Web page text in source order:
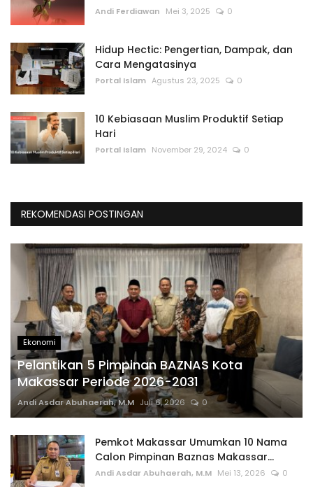
Andi Ferdiawan Mei 3, 2025 0
Hidup Hectic: Pengertian, Dampak, dan
Cara Mengatasinya
Portal Islam Agustus 23, 2025 0
10 Kebiasaan Muslim Produktif Setiap
Hari
Portal Islam November 29, 2024 0
REKOMENDASI POSTINGAN
Ekonomi
Pelantikan 5 Pimpinan BAZNAS Kota
Makassar Periode 2026-2031
Andi Asdar Abuhaerah, M.M Juli 6, 2026 0
Pemkot Makassar Umumkan 10 Nama
Calon Pimpinan Baznas Makassar...
Andi Asdar Abuhaerah, M.M Mei 13, 2026 0